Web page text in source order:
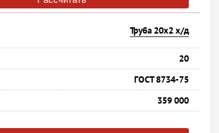
Труба 20х2 х/д
20
ГОСТ 8734-75
359 000